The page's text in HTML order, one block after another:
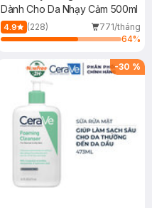
Dành Cho Da Nhạy Cảm 500ml
4.9 (228)
771/tháng
64%
-30 %